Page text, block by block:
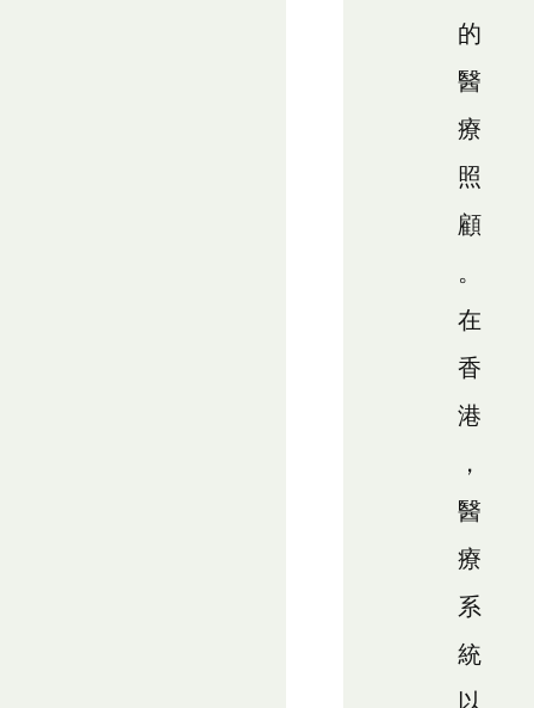
的
醫
療
照
顧
。
在
香
港
，
醫
療
系
統
以